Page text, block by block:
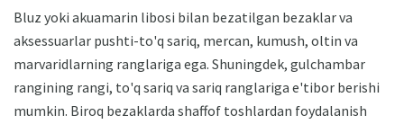
Bluz yoki akuamarin libosi bilan bezatilgan bezaklar va
aksessuarlar pushti-to'q sariq, mercan, kumush, oltin va
marvaridlarning ranglariga ega. Shuningdek, gulchambar
rangining rangi, to'q sariq va sariq ranglariga e'tibor berishi
mumkin. Biroq bezaklarda shaffof toshlardan foydalanish